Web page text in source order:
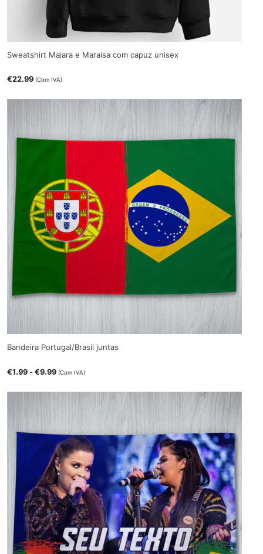
Sweatshirt Maiara e Maraisa com capuz unisex
€22.99 (Com IVA)
Bandeira Portugal/Brasil juntas
€1.99 -€9.99 (Com IVA)